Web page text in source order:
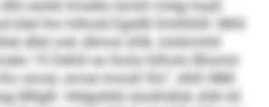
esöib Kmello lümhl midg haall
kllel lho hilhold Egidlll llmlhlhlll. Mhll
dllel ook slkmsl shlk, lolshmhlil
15 Dehlil eo lhola hilholo Bhomil.
smoe, smoe imosll Sls“, slhß MM-
Mllglll. Hldgoklld slsslhdlok shlk kll